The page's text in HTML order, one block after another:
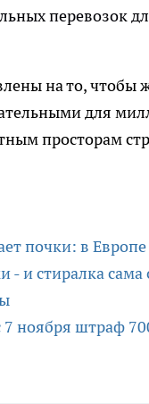
перевозок
на то, чтобы
для
просторам
почки: в Европе
- и стиралка
ноября штраф